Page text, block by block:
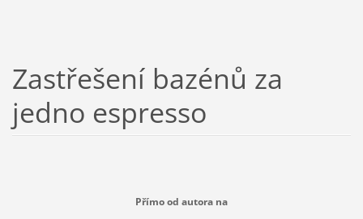
Zastřešení bazénů za
jedno espresso
Přímo od autora na